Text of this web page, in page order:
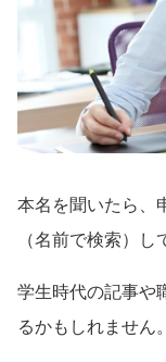
本名を聞いたら、
（名前で検索）し
学生時代の記事や
るかもしれません。